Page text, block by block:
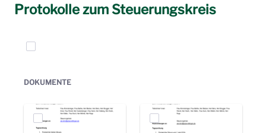
Protokolle zum Steuerungskreis
Elemente auswählen
DOKUMENTE